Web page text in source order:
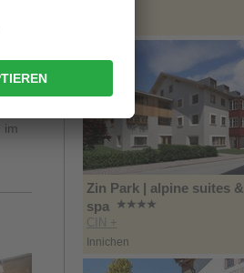
im
Zin Park | alpine suites &
spa
CIN +
Innichen